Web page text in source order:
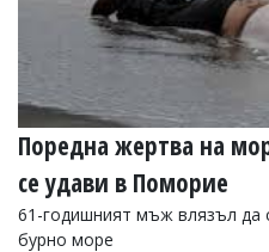
Поредна жертва на
се удави в Поморие
61-годишният мъж влязъл да
бурно море